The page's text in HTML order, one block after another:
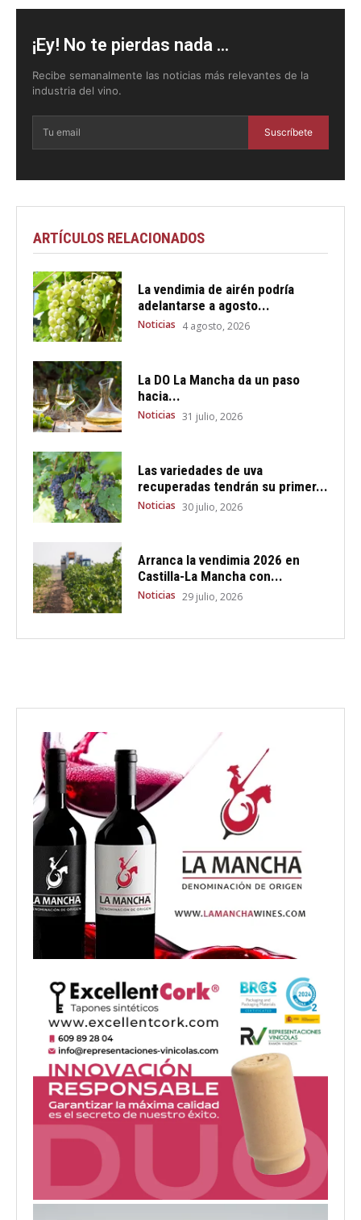
¡Ey! No te pierdas nada ...
Recibe semanalmente las noticias más relevantes de la
industria del vino.
Suscríbete
ARTÍCULOS RELACIONADOS
La vendimia de airén podría
adelantarse a agosto...
Noticias 4 agosto, 2026
La DO La Mancha da un paso
hacia...
Noticias 31 julio, 2026
Las variedades de uva
recuperadas tendrán su primer...
Noticias 30 julio, 2026
Arranca la vendimia 2026 en
Castilla-La Mancha con...
Noticias 29 julio, 2026